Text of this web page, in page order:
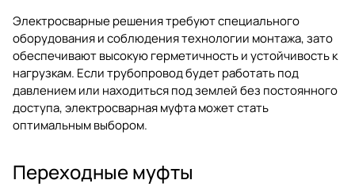
Электросварные решения требуют специального
оборудования и соблюдения технологии монтажа, зато
обеспечивают высокую герметичность и устойчивость к
нагрузкам. Если трубопровод будет работать под
давлением или находиться под землей без постоянного
доступа, электросварная муфта может стать
оптимальным выбором.
Переходные муфты